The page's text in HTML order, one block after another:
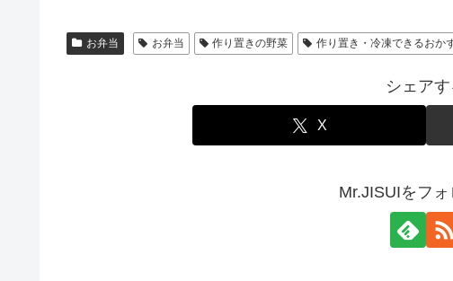
お弁当 お弁当 作り置きの野菜 作り置き・冷凍できるおか
シェアす
X
Mr.JISUIをフ